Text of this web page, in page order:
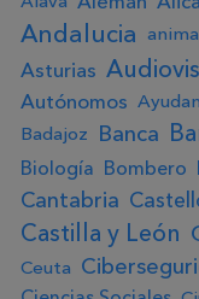
Andalucia
Asturias
Autónomos
Badajoz
Banca
Biología Bombero
Cantabria
Castilla y León
Ceuta